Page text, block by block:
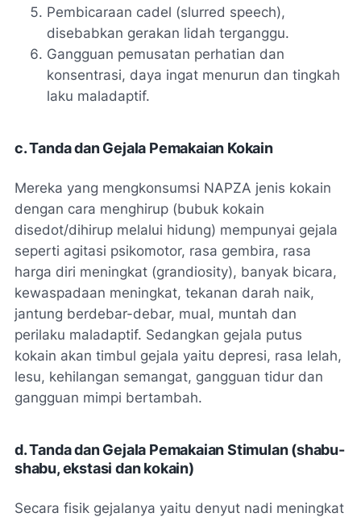
Pembicaraan cadel (slurred speech),
disebabkan gerakan lidah terganggu.
Gangguan pemusatan perhatian dan
konsentrasi, daya ingat menurun dan tingkah
laku maladaptif.
c. Tanda dan Gejala Pemakaian Kokain
Mereka yang mengkonsumsi NAPZA jenis kokain
dengan cara menghirup (bubuk kokain
disedot/dihirup melalui hidung) mempunyai gejala
seperti agitasi psikomotor, rasa gembira, rasa
harga diri meningkat (grandiosity), banyak bicara,
kewaspadaan meningkat, tekanan darah naik,
jantung berdebar-debar, mual, muntah dan
perilaku maladaptif. Sedangkan gejala putus
kokain akan timbul gejala yaitu depresi, rasa lelah,
lesu, kehilangan semangat, gangguan tidur dan
gangguan mimpi bertambah.
d. Tanda dan Gejala Pemakaian Stimulan (shabu-
shabu, ekstasi dan kokain)
Secara fisik gejalanya yaitu denyut nadi meningkat